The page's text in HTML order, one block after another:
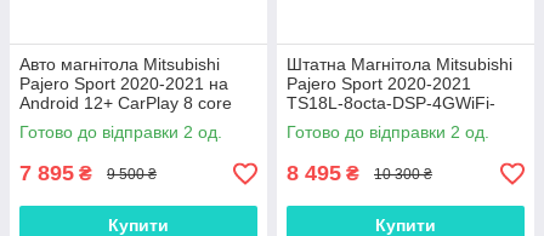
Авто магнітола Mitsubishi
Pajero Sport 2020-2021 на
Android 12+ CarPlay 8 core
Platform XyAuto
Готово до відправки 2 од.
7 895 ₴ 9 500 ₴
Купити
Штатна Магнітола Mitsubishi
Pajero Sport 2020-2021
TS18L-8octa-DSP-4GWiFi-
CarPlay
Готово до відправки 2 од.
8 495 ₴ 10 300 ₴
Купити